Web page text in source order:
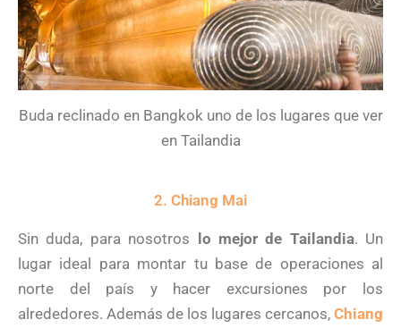
Buda reclinado en Bangkok uno de los lugares que ver
en Tailandia
2. Chiang Mai
Sin duda, para nosotros lo mejor de Tailandia. Un
lugar ideal para montar tu base de operaciones al
norte del país y hacer excursiones por los
alrededores. Además de los lugares cercanos, Chiang